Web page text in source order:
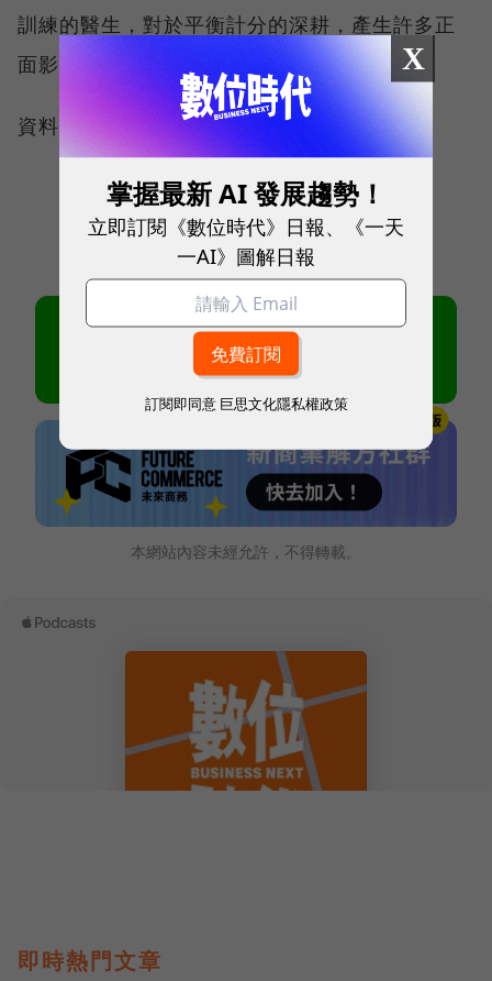
訓練的醫生，對於平衡計分的深耕，產生許多正
面影響，」劉順仁強調。
資料來源《經理人月刊No.69》
本網站內容未經允許，不得轉載。
即時熱門文章
X
掌握最新 AI 發展趨勢！
立即訂閱《數位時代》日報、《一天
一AI》圖解日報
訂閱即同意 巨思文化隱私權政策